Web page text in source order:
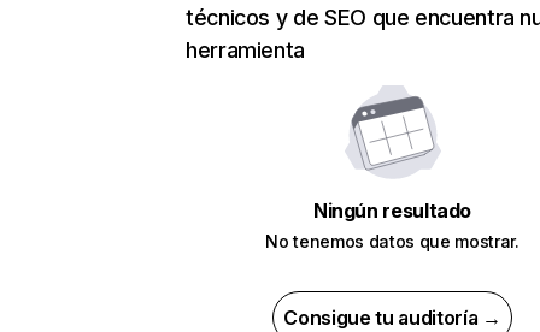
técnicos y de SEO que encuentra
herramienta
Ningún resultado
No tenemos datos que mostrar.
Consigue tu auditoría →